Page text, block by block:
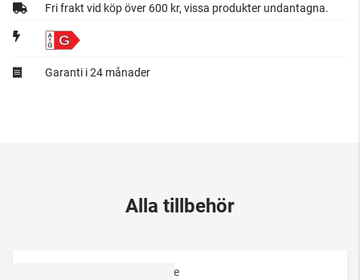
Fri frakt vid köp över 600 kr, vissa produkter undantagna.
G
Garanti i 24 månader
Alla tillbehör
Apple